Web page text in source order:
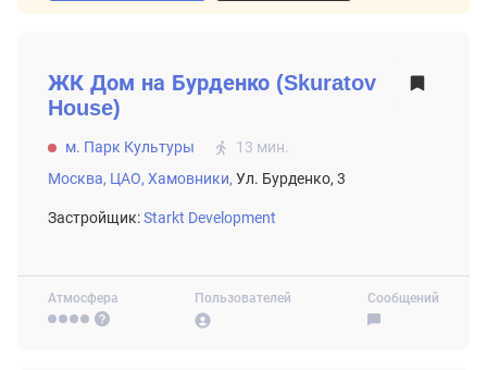
Атмосфера Пользователей Сообщений
ЖК Дом на Бурденко (Skuratov
House)
м. Парк Культуры
13 мин.
Москва, ЦАО, Хамовники, Ул. Бурденко, 3
Застройщик:Starkt Development